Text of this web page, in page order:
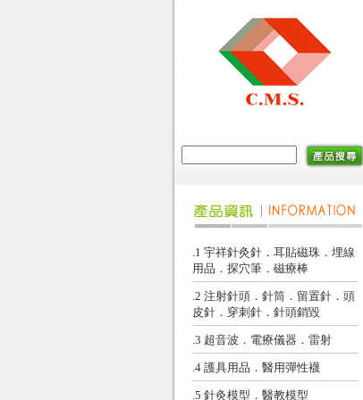
.1 宇祥針灸針．耳貼磁珠．埋線
用品．探穴筆．磁療棒
.2 注射針頭．針筒．留置針．頭
皮針．穿刺針．針頭銷毀
.3 超音波．電療儀器．雷射
.4 護具用品．醫用彈性襪
.5 針灸模型．醫教模型